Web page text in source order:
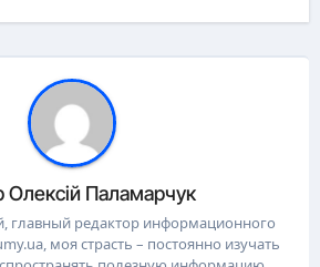
Олексій Паламарчук
главный редактор информационного
моя страсть – постоянно изучать